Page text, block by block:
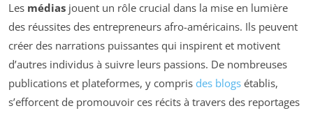
Les médias jouent un rôle crucial dans la mise en lumière
des réussites des entrepreneurs afro-américains. Ils peuvent
créer des narrations puissantes qui inspirent et motivent
d’autres individus à suivre leurs passions. De nombreuses
publications et plateformes, y compris des blogs établis,
s’efforcent de promouvoir ces récits à travers des reportages